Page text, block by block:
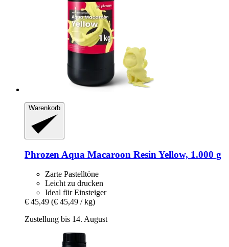
Warenkorb
Phrozen Aqua Macaroon Resin Yellow, 1.000 g
Zarte Pastelltöne
Leicht zu drucken
Ideal für Einsteiger
€ 45,49 (€ 45,49 / kg)
Zustellung bis 14. August